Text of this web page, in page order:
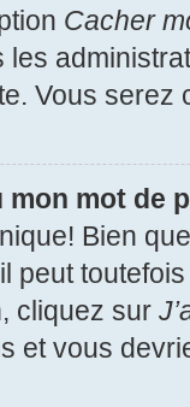
Cacher
les
Vous serez
mon mot de
Bien
peut
cliquez sur
et vous